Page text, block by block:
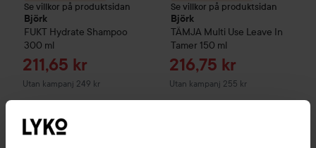
Se villkor på produktsidan
Björk
FUKT Hydrate Shampoo
300 ml
Reapris
211,65 kr
Utan kampanj 249 kr
KÖP
Se villkor på produktsidan
Björk
TÄMJA Multi Use Leave In
Tamer 150 ml
Reapris
216,75 kr
Utan kampanj 255 kr